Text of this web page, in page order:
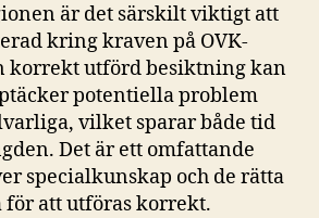
är det särskilt viktigt att
kring kraven på OVK-
korrekt utförd besiktning kan
potentiella problem
vilket sparar både tid
Det är ett omfattande
specialkunskap och de rätta
att utföras korrekt.